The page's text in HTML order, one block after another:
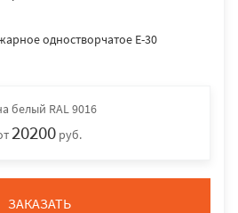
одностворчатое E-30
белый RAL 9016
20200 руб.
ЗАКАЗАТЬ